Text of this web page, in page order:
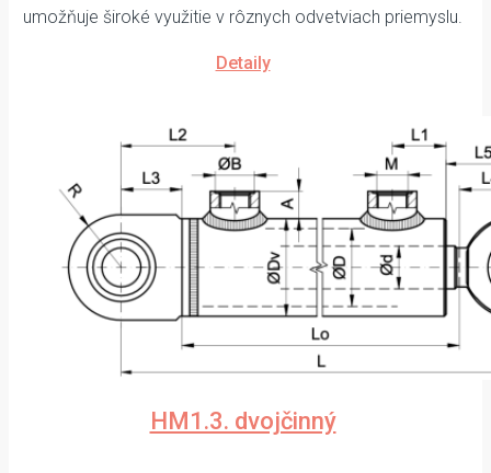
umožňuje široké využitie v rôznych odvetviach priemyslu.
Detaily
HM1.3. dvojčinný